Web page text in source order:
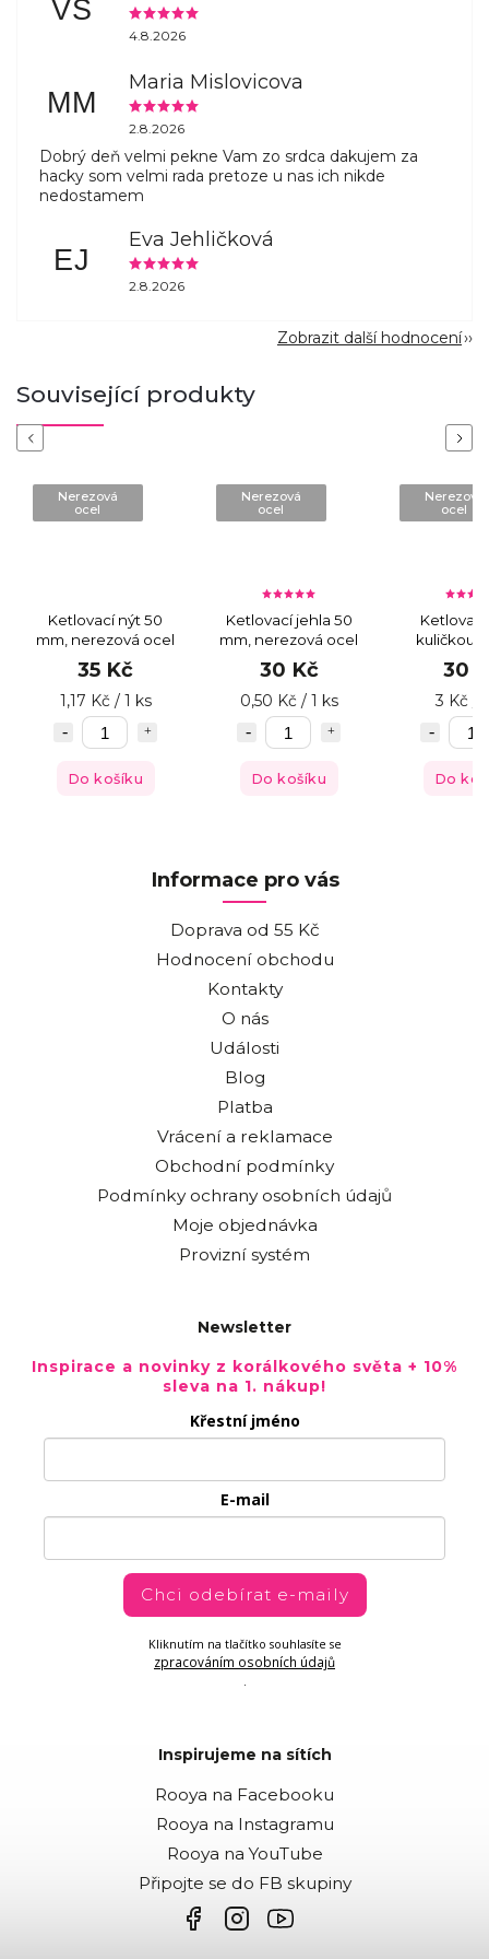
VS
4.8.2026
MM
Maria Mislovicova
2.8.2026
Dobrý deň velmi pekne Vam zo srdca dakujem za
hacky som velmi rada pretoze u nas ich nikde
nedostamem
EJ
Eva Jehličková
2.8.2026
Zobrazit další hodnocení
Související produkty
Previous
Nerezová
ocel
Ketlovací nýt 50
mm, nerezová ocel
35 Kč
1,17 Kč / 1 ks
Do košíku
Nerezová
ocel
Ketlovací jehla 50
mm, nerezová ocel
30 Kč
0,50 Kč / 1 ks
Do košíku
Nerezová
ocel
kuličkou
30
3 Kč /
Do
Next
Informace pro vás
Doprava od 55 Kč
Hodnocení obchodu
Kontakty
O nás
Události
Blog
Platba
Vrácení a reklamace
Obchodní podmínky
Podmínky ochrany osobních údajů
Moje objednávka
Provizní systém
Newsletter
Inspirace a novinky z korálkového světa + 10%
sleva na 1. nákup!
Křestní jméno
E-mail
Chci odebírat e-maily
Kliknutím na tlačítko souhlasíte se
zpracováním osobních údajů
.
Inspirujeme na sítích
Rooya na Facebooku
Rooya na Instagramu
Rooya na YouTube
Připojte se do FB skupiny